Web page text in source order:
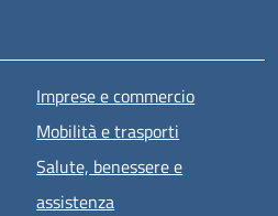
Imprese e commercio
Mobilità e trasporti
Salute, benessere e
assistenza